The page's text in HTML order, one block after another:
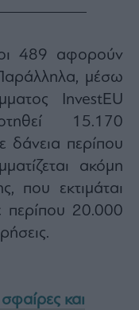
489 αφορούν
Παράλληλα, μέσω
InvestEU
15.170
δάνεια περίπου
ακόμη
που εκτιμάται
20.000
και